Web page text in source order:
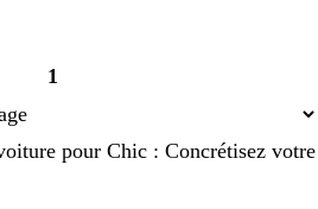
Page
1
pour Chic : Concrétisez votre